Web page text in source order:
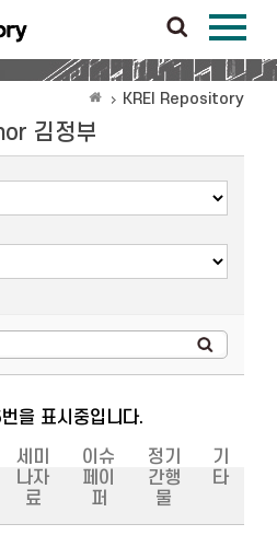
KREI Repository
김정부
을 표시중입니다.
세미
나자
료
이슈
페이
퍼
정기
간행
물
기
타